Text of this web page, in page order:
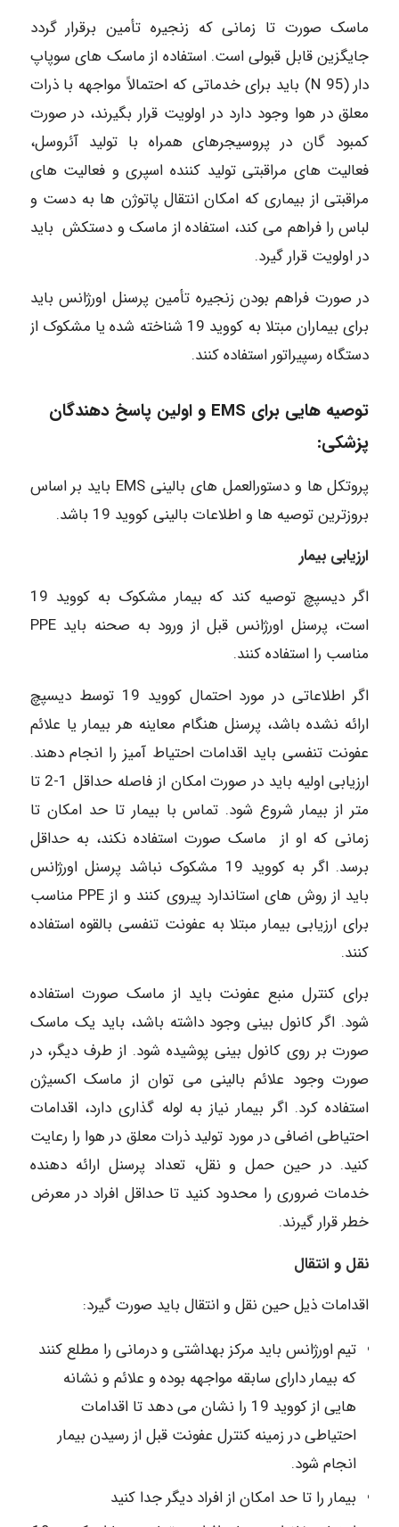
ماسک صورت تا زمانی که زنجیره تأمین برقرار گردد
جایگزین قابل قبولی است. استفاده از ماسک های سوپاپ
دار (N 95) باید برای خدماتی که احتمالاً مواجهه با ذرات
معلق در هوا وجود دارد در اولویت قرار بگیرند، در صورت
کمبود گان در پروسیجرهای همراه با تولید آئروسل،
فعالیت های مراقبتی تولید کننده اسپری و فعالیت های
مراقبتی از بیماری که امکان انتقال پاتوژن ها به دست و
لباس را فراهم می کند، استفاده از ماسک و دستکش باید
در اولویت قرار گیرد.
در صورت فراهم بودن زنجیره تأمین پرسنل اورژانس باید
برای بیماران مبتلا به کووید 19 شناخته شده یا مشکوک از
دستگاه رسپیراتور استفاده کنند.
توصیه هایی برای EMS و اولین پاسخ دهندگان
پزشکی:
پروتکل ها و دستورالعمل های بالینی EMS باید بر اساس
بروزترین توصیه ها و اطلاعات بالینی ‌کووید 19 باشد.
ارزیابی بیمار
اگر دیسپچ توصیه کند که بیمار مشکوک به کووید 19
است، پرسنل اورژانس قبل از ورود به صحنه باید PPE
مناسب را استفاده کنند.
اگر اطلاعاتی در مورد احتمال کووید 19 توسط دیسپچ
ارائه نشده باشد، پرسنل هنگام معاینه هر بیمار یا علائم
عفونت تنفسی باید اقدامات احتیاط آمیز را انجام دهند.
ارزیابی اولیه باید در صورت امکان از فاصله حداقل 1-2 تا
متر از بیمار شروع شود. تماس با بیمار تا حد امکان تا
زمانی که او از ماسک صورت استفاده نکند، به حداقل
برسد. اگر به کووید 19 مشکوک نباشد پرسنل اورژانس
باید از روش های استاندارد پیروی کنند و از PPE مناسب
برای ارزیابی بیمار مبتلا به عفونت تنفسی بالقوه استفاده
کنند.
برای کنترل منبع عفونت باید از ماسک صورت استفاده
شود. اگر کانول بینی وجود داشته باشد، باید یک ماسک
صورت بر روی کانول بینی پوشیده شود. از طرف دیگر، در
صورت وجود علائم بالینی می توان از ماسک اکسیژن
استفاده کرد. اگر بیمار نیاز به لوله گذاری دارد، اقدامات
احتیاطی اضافی در مورد تولید ذرات معلق در هوا را رعایت
کنید. در حین حمل و نقل، تعداد پرسنل ارائه دهنده
خدمات ضروری را محدود کنید تا حداقل افراد در معرض
خطر قرار گیرند.
نقل و انتقال
اقدامات ذیل حین نقل و انتقال باید صورت گیرد:
تیم اورژانس باید مرکز بهداشتی و درمانی را مطلع کنند
که بیمار دارای سابقه مواجهه بوده و علائم و نشانه
هایی از کووید 19 را نشان می دهد تا اقدامات
احتیاطی در زمینه کنترل عفونت قبل از رسیدن بیمار
انجام شود.
بیمار را تا حد امکان از افراد دیگر جدا کنید